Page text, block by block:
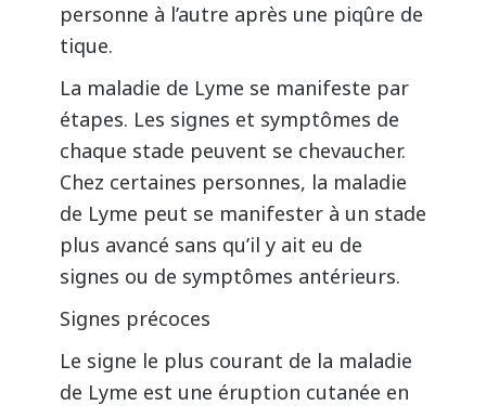
personne à l’autre après une piqûre de
tique.
La maladie de Lyme se manifeste par
étapes. Les signes et symptômes de
chaque stade peuvent se chevaucher.
Chez certaines personnes, la maladie
de Lyme peut se manifester à un stade
plus avancé sans qu’il y ait eu de
signes ou de symptômes antérieurs.
Signes précoces
Le signe le plus courant de la maladie
de Lyme est une éruption cutanée en